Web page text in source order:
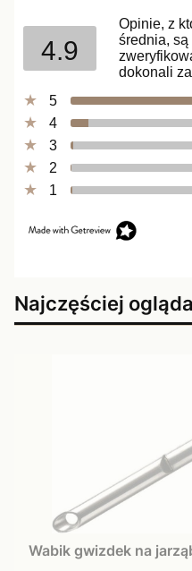
4.9
Opinie, z
średnia,
dokonali
5
4
3
2
1
Najczęściej
Wabik gwizdek na